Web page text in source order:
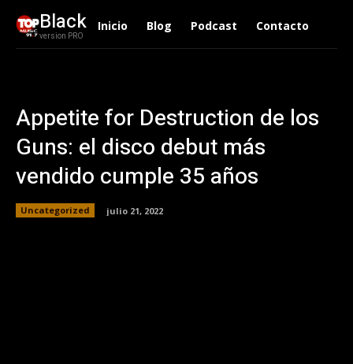
Black
version PRO
Inicio Blog Podcast Contacto
Appetite for Destruction de los
Guns: el disco debut más
vendido cumple 35 años
Uncategorized julio 21, 2022